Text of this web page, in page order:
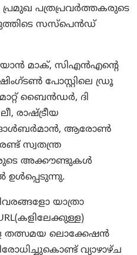
പത്രപ്രവർത്തകരുടെ
സസ്പെൻഡ്
മാക്, സിഎൻഎന്റെ
പോസ്റ്റിലെ ഡ്രൂ
ബൈൻഡർ, ദി
രാഷ്ട്രീയ
ഓൾബർമാൻ, ആരോൺ
സ്വതന്ത്ര
അക്കൗണ്ടുകൾ
വിവരങ്ങളോ യാത്രാ
തത്സമയ ലൊക്കേഷൻ
വ്യാഴാഴ്ച